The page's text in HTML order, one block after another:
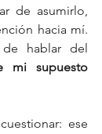
de asumirlo,
hacia mí.
de hablar del
mi supuesto
ese